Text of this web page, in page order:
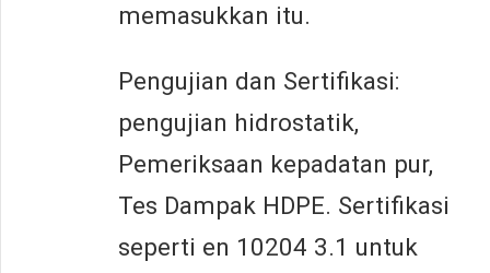
memasukkan itu.
Pengujian dan Sertifikasi:
pengujian hidrostatik,
Pemeriksaan kepadatan pur,
Tes Dampak HDPE. Sertifikasi
seperti en 10204 3.1 untuk